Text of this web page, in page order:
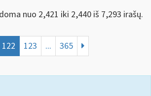
nuo 2,421 iki 2,440 iš 7,293 irašų.
122 123 ... 365